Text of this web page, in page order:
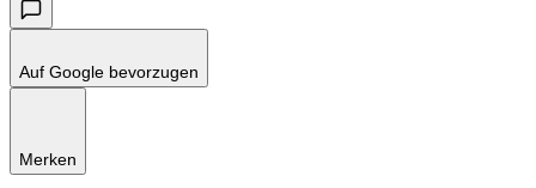
Auf Google bevorzugen
Merken